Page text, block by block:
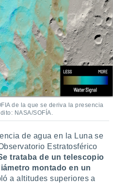
de la que se deriva la presencia
NASA/SOFÍA.
de agua en la Luna se
Estratosférico
trataba de un telescopio
montado en un
a altitudes superiores a